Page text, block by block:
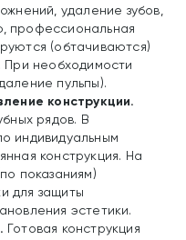
удаление зубов,
профессиональная
(обтачиваются)
При необходимости
пульпы).
конструкции.
рядов. В
индивидуальным
конструкция. На
показаниям)
для защиты
эстетики.
Готовая конструкция